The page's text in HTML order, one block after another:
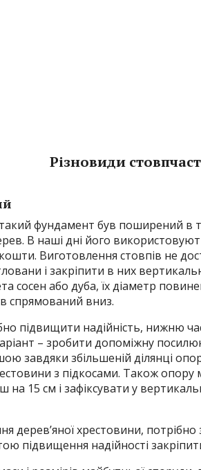
Різновиди
фундамент був поширений в
В наші дні його
Виготовлення стовпів не
і закріпити в них
сосен або дуба, їх діаметр
спрямований вниз.
підвищити надійність, нижню
– зробити допоміжну
завдяки збільшеній ділянці
з підкосами. Також
на 15 см і зафіксувати у
дерев’яної хрестовини,
підвищення надійності